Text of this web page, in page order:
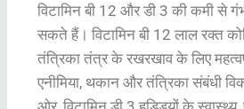
विटामिन बी 12 और डी 3 की कमी से
सकते हैं। विटामिन बी 12 लाल रक्त
तंत्रिका तंत्र के रखरखाव के लिए
एनीमिया, थकान और तंत्रिका संबंधी